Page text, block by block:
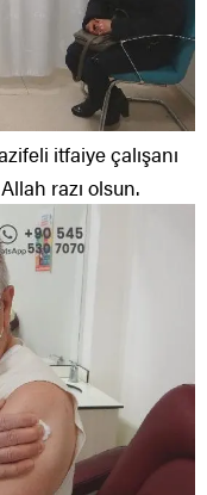
itfaiye çalışanı
razı olsun.